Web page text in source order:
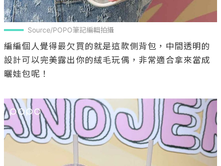
Source/POPO筆記編輯拍攝
編編個人覺得最欠買的就是這款側背包，中間透明的
設計可以完美露出你的絨毛玩偶，非常適合拿來當成
曬娃包呢！